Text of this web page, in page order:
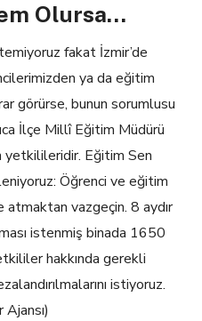
Olursa…
fakat İzmir’de
ya da eğitim
görürse, bunun sorumlusu
İlçe Millî Eğitim Müdürü
yetkilileridir. Eğitim Sen
Öğrenci ve eğitim
atmaktan vazgeçin. 8 aydır
istenmiş binada 1650
hakkında gerekli
istiyoruz.